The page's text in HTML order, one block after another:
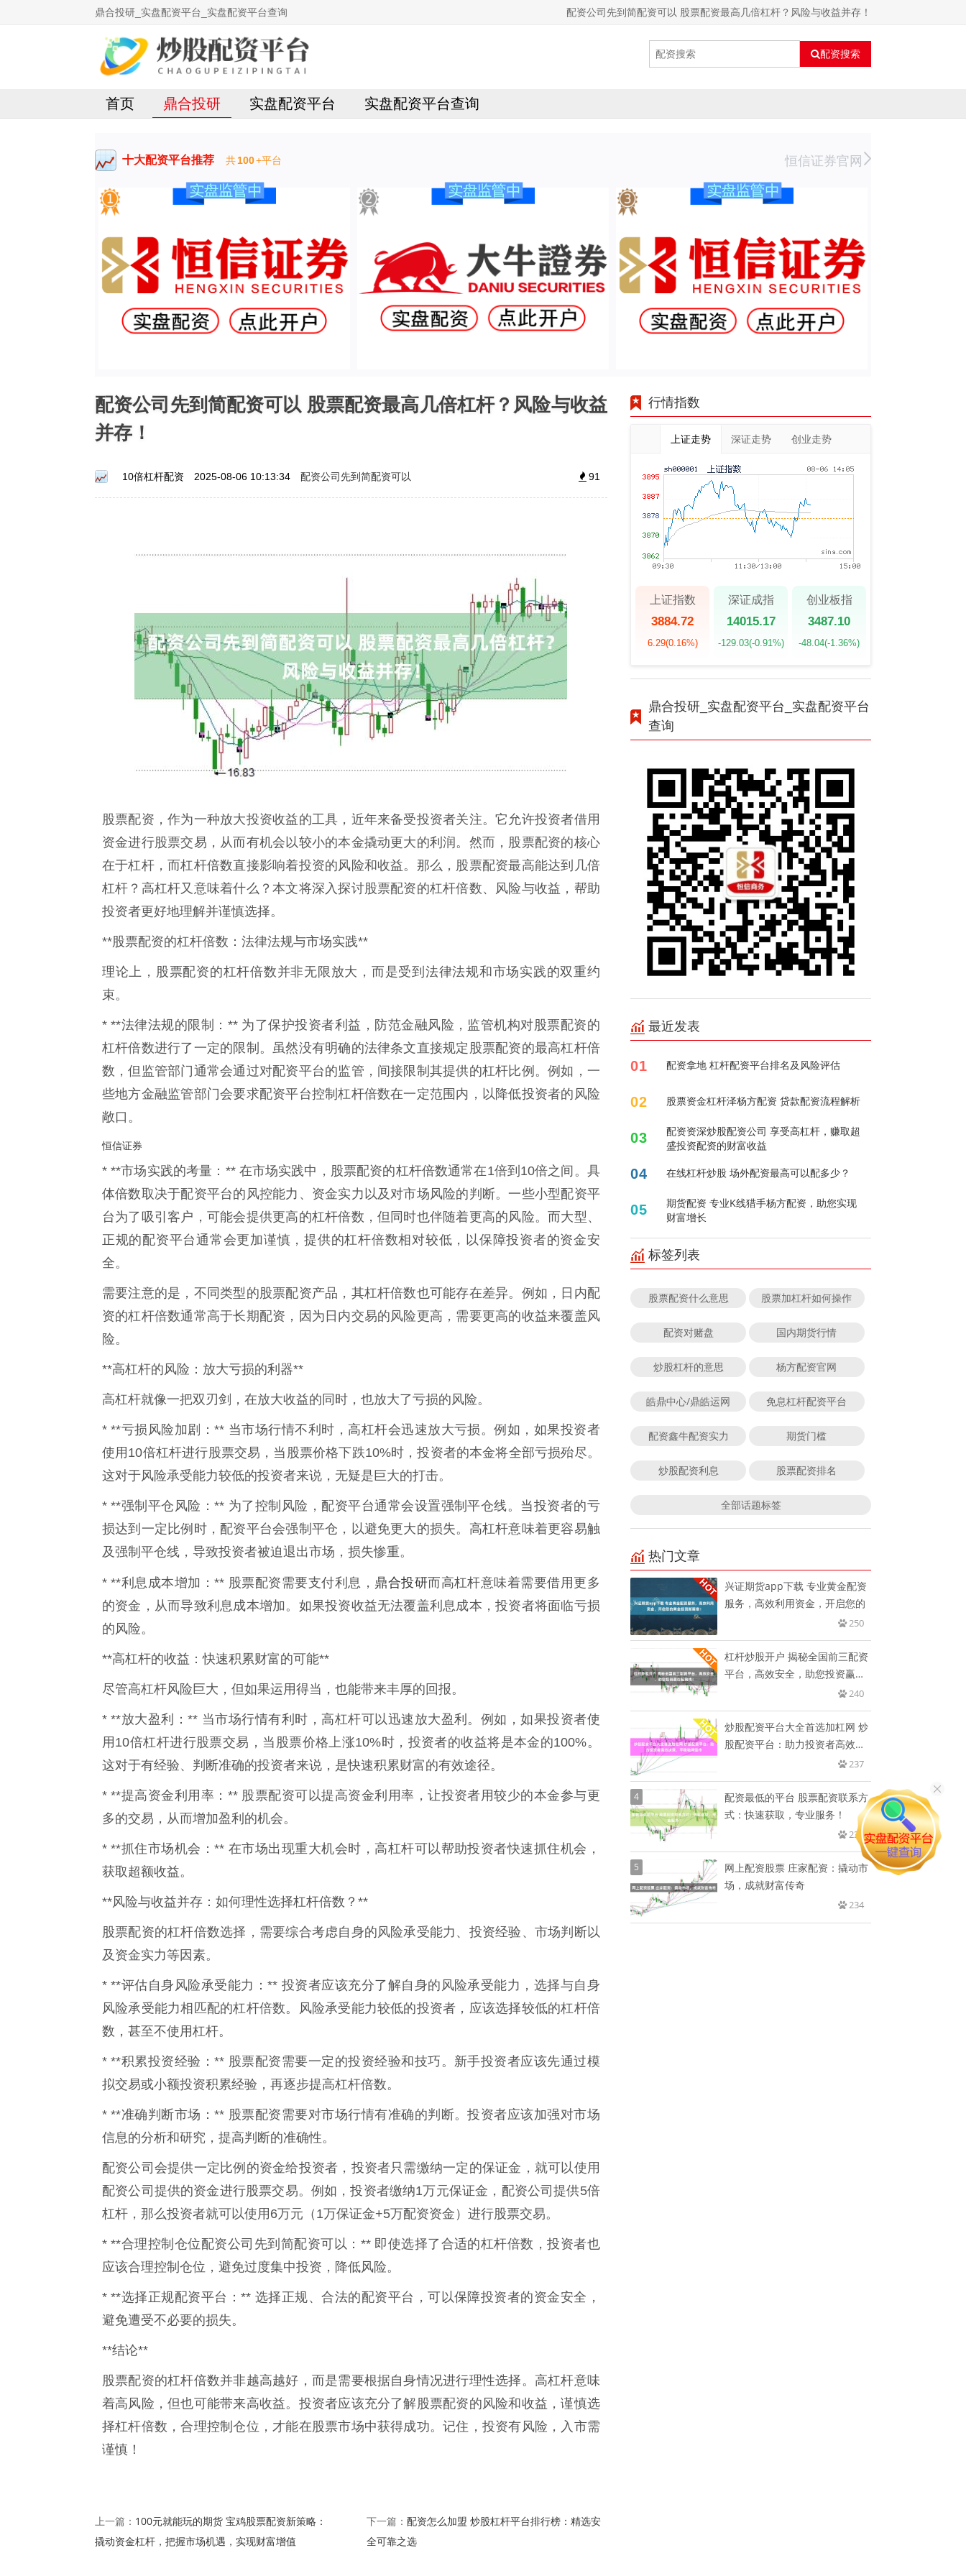
鼎合投研_实盘配资平台_实盘配资平台查询 配资公司先到简配资可以 股票配资最高几倍杠杆？风险与收益并存！
配资搜索
首页 鼎合投研 实盘配资平台 实盘配资平台查询
十大配资平台推荐 共100+平台 恒信证券官网
配资公司先到简配资可以 股票配资最高几倍杠杆？风险与收益
并存！
10倍杠杆配资 2025-08-06 10:13:34 配资公司先到简配资可以 91
股票配资，作为一种放大投资收益的工具，近年来备受投资者关注。它允许投资者借用
资金进行股票交易，从而有机会以较小的本金撬动更大的利润。然而，股票配资的核心
在于杠杆，而杠杆倍数直接影响着投资的风险和收益。那么，股票配资最高能达到几倍
杠杆？高杠杆又意味着什么？本文将深入探讨股票配资的杠杆倍数、风险与收益，帮助
投资者更好地理解并谨慎选择。
**股票配资的杠杆倍数：法律法规与市场实践**
理论上，股票配资的杠杆倍数并非无限放大，而是受到法律法规和市场实践的双重约
束。
* **法律法规的限制：** 为了保护投资者利益，防范金融风险，监管机构对股票配资的
杠杆倍数进行了一定的限制。虽然没有明确的法律条文直接规定股票配资的最高杠杆倍
数，但监管部门通常会通过对配资平台的监管，间接限制其提供的杠杆比例。例如，一
些地方金融监管部门会要求配资平台控制杠杆倍数在一定范围内，以降低投资者的风险
敞口。
恒信证券
* **市场实践的考量：** 在市场实践中，股票配资的杠杆倍数通常在1倍到10倍之间。具
体倍数取决于配资平台的风控能力、资金实力以及对市场风险的判断。一些小型配资平
台为了吸引客户，可能会提供更高的杠杆倍数，但同时也伴随着更高的风险。而大型、
正规的配资平台通常会更加谨慎，提供的杠杆倍数相对较低，以保障投资者的资金安
全。
需要注意的是，不同类型的股票配资产品，其杠杆倍数也可能存在差异。例如，日内配
资的杠杆倍数通常高于长期配资，因为日内交易的风险更高，需要更高的收益来覆盖风
险。
**高杠杆的风险：放大亏损的利器**
高杠杆就像一把双刃剑，在放大收益的同时，也放大了亏损的风险。
* **亏损风险加剧：** 当市场行情不利时，高杠杆会迅速放大亏损。例如，如果投资者
使用10倍杠杆进行股票交易，当股票价格下跌10%时，投资者的本金将全部亏损殆尽。
这对于风险承受能力较低的投资者来说，无疑是巨大的打击。
* **强制平仓风险：** 为了控制风险，配资平台通常会设置强制平仓线。当投资者的亏
损达到一定比例时，配资平台会强制平仓，以避免更大的损失。高杠杆意味着更容易触
及强制平仓线，导致投资者被迫退出市场，损失惨重。
* **利息成本增加：** 股票配资需要支付利息， 鼎合投研而高杠杆意味着需要借用更多
的资金，从而导致利息成本增加。如果投资收益无法覆盖利息成本，投资者将面临亏损
的风险。
**高杠杆的收益：快速积累财富的可能**
尽管高杠杆风险巨大，但如果运用得当，也能带来丰厚的回报。
* **放大盈利：** 当市场行情有利时，高杠杆可以迅速放大盈利。例如，如果投资者使
用10倍杠杆进行股票交易，当股票价格上涨10%时，投资者的收益将是本金的100%。
这对于有经验、判断准确的投资者来说，是快速积累财富的有效途径。
* **提高资金利用率：** 股票配资可以提高资金利用率，让投资者用较少的本金参与更
多的交易，从而增加盈利的机会。
* **抓住市场机会：** 在市场出现重大机会时，高杠杆可以帮助投资者快速抓住机会，
获取超额收益。
**风险与收益并存：如何理性选择杠杆倍数？**
股票配资的杠杆倍数选择，需要综合考虑自身的风险承受能力、投资经验、市场判断以
及资金实力等因素。
* **评估自身风险承受能力：** 投资者应该充分了解自身的风险承受能力，选择与自身
风险承受能力相匹配的杠杆倍数。风险承受能力较低的投资者，应该选择较低的杠杆倍
数，甚至不使用杠杆。
* **积累投资经验：** 股票配资需要一定的投资经验和技巧。新手投资者应该先通过模
拟交易或小额投资积累经验，再逐步提高杠杆倍数。
* **准确判断市场：** 股票配资需要对市场行情有准确的判断。投资者应该加强对市场
信息的分析和研究，提高判断的准确性。
配资公司会提供一定比例的资金给投资者，投资者只需缴纳一定的保证金，就可以使用
配资公司提供的资金进行股票交易。例如，投资者缴纳1万元保证金，配资公司提供5倍
杠杆，那么投资者就可以使用6万元（1万保证金+5万配资资金）进行股票交易。
* **合理控制仓位配资公司先到简配资可以：** 即使选择了合适的杠杆倍数，投资者也
应该合理控制仓位，避免过度集中投资，降低风险。
* **选择正规配资平台：** 选择正规、合法的配资平台，可以保障投资者的资金安全，
避免遭受不必要的损失。
**结论**
股票配资的杠杆倍数并非越高越好，而是需要根据自身情况进行理性选择。高杠杆意味
着高风险，但也可能带来高收益。投资者应该充分了解股票配资的风险和收益，谨慎选
择杠杆倍数，合理控制仓位，才能在股票市场中获得成功。记住，投资有风险，入市需
谨慎！
上一篇： 100元就能玩的期货 宝鸡股票配资新策略：
撬动资金杠杆，把握市场机遇，实现财富增值
下一篇： 配资怎么加盟 炒股杠杆平台排行榜：精选安
全可靠之选
行情指数
上证走势 深证走势 创业走势
上证指数
3884.72
6.29(0.16%)
深证成指
14015.17
-129.03(-0.91%)
创业板指
3487.10
-48.04(-1.36%)
鼎合投研_实盘配资平台_实盘配资平台
查询
最近发表
01 配资拿地 杠杆配资平台排名及风险评估
02 股票资金杠杆泽杨方配资 贷款配资流程解析
03
配资资深炒股配资公司 享受高杠杆，赚取超
盛投资配资的财富收益
04 在线杠杆炒股 场外配资最高可以配多少？
05
期货配资 专业K线猎手杨方配资，助您实现
财富增长
标签列表
股票配资什么意思 股票加杠杆如何操作
配资对赌盘 国内期货行情
炒股杠杆的意思 杨方配资官网
皓鼎中心/鼎皓运网 免息杠杆配资平台
配资鑫牛配资实力 期货门槛
炒股配资利息 股票配资排名
全部话题标签
热门文章
兴证期货app下载 专业黄金配资
服务，高效利用资金，开启您的
250
杠杆炒股开户 揭秘全国前三配资
平台，高效安全，助您投资赢在
240
炒股配资平台大全首选加杠网 炒
股配资平台：助力投资者高效决
237
4
配资最低的平台 股票配资联系方
式：快速获取，专业服务！
236
5
网上配资股票 庄家配资：撬动市
场，成就财富传奇
234